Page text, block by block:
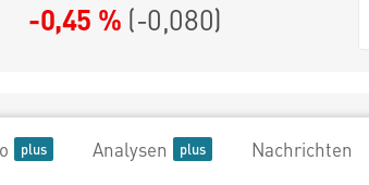
-0,45 % (-0,080)
Analysen Nachrichten